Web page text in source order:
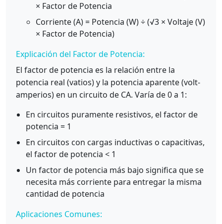
× Factor de Potencia
Corriente (A) = Potencia (W) ÷ (√3 × Voltaje (V)
× Factor de Potencia)
Explicación del Factor de Potencia:
El factor de potencia es la relación entre la
potencia real (vatios) y la potencia aparente (volt-
amperios) en un circuito de CA. Varía de 0 a 1:
En circuitos puramente resistivos, el factor de
potencia = 1
En circuitos con cargas inductivas o capacitivas,
el factor de potencia < 1
Un factor de potencia más bajo significa que se
necesita más corriente para entregar la misma
cantidad de potencia
Aplicaciones Comunes: